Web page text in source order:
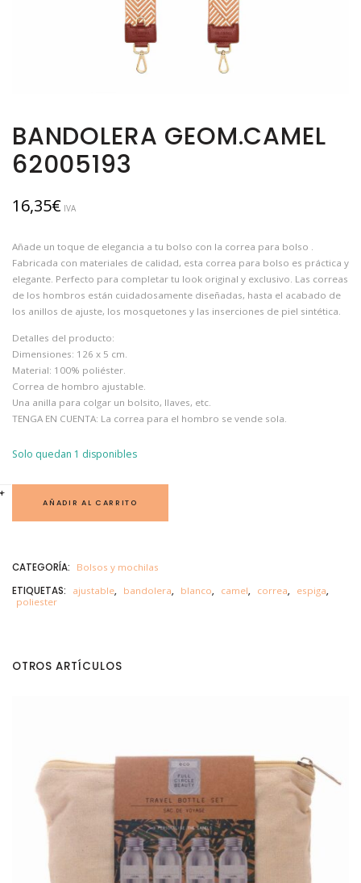
BANDOLERA GEOM.CAMEL
62005193
16,35€ IVA
Añade un toque de elegancia a tu bolso con la correa para bolso .
Fabricada con materiales de calidad, esta correa para bolso es práctica y
elegante. Perfecto para completar tu look original y exclusivo. Las correas
de los hombros están cuidadosamente diseñadas, hasta el acabado de
los anillos de ajuste, los mosquetones y las inserciones de piel sintética.
Detalles del producto:
Dimensiones: 126 x 5 cm.
Material: 100% poliéster.
Correa de hombro ajustable.
Una anilla para colgar un bolsito, llaves, etc.
TENGA EN CUENTA: La correa para el hombro se vende sola.
Solo quedan 1 disponibles
D
R
G
M
-
AÑADIR AL CARRITO
CATEGORÍA: Bolsos y mochilas
ETIQUETAS: ajustable, bandolera, blanco, camel, correa, espiga,
poliester
OTROS ARTÍCULOS